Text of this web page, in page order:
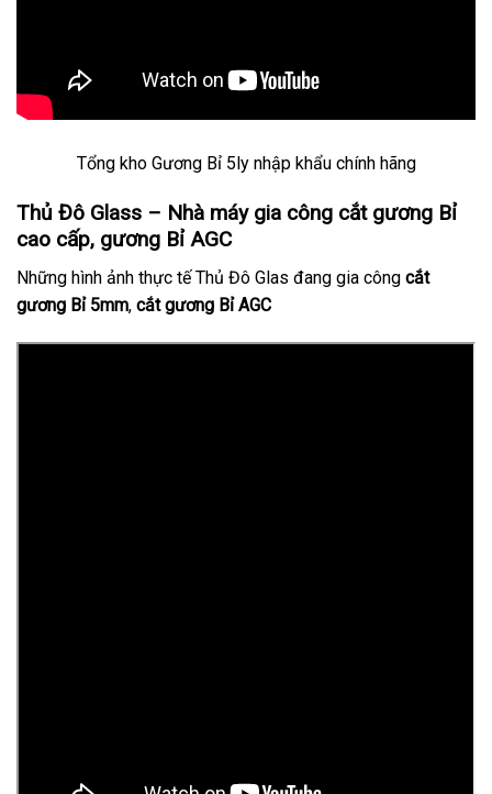
Tổng kho Gương Bỉ 5ly nhập khẩu chính hãng
Thủ Đô Glass – Nhà máy gia công cắt gương Bỉ
cao cấp, gương Bỉ AGC
Những hình ảnh thực tế Thủ Đô Glas đang gia công cắt
gương Bỉ 5mm, cắt gương Bỉ AGC